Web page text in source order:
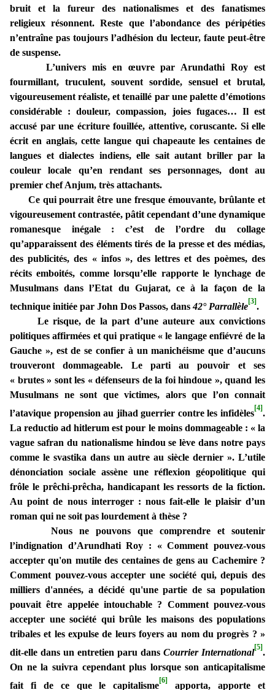
bruit et la fureur des nationalismes et des fanatismes
religieux résonnent. Reste que l’abondance des péripéties
n’entraîne pas toujours l’adhésion du lecteur, faute peut-être
de suspense.
L’univers mis en œuvre par Arundathi Roy est
fourmillant, truculent, souvent sordide, sensuel et brutal,
vigoureusement réaliste, et tenaillé par une palette d’émotions
considérable : douleur, compassion, joies fugaces… Il est
accusé par une écriture fouillée, attentive, coruscante. Si elle
écrit en anglais, cette langue qui chapeaute les centaines de
langues et dialectes indiens, elle sait autant briller par la
couleur locale qu’en rendant ses personnages, dont au
premier chef Anjum, très attachants.
Ce qui pourrait être une fresque émouvante, brûlante et
vigoureusement contrastée, pâtit cependant d’une dynamique
romanesque inégale : c’est de l’ordre du collage
qu’apparaissent des éléments tirés de la presse et des médias,
des publicités, des « infos », des lettres et des poèmes, des
récits emboités, comme lorsqu’elle rapporte le lynchage de
Musulmans dans l’Etat du Gujarat, ce à la façon de la
technique initiée par John Dos Passos, dans42° Parrallèle[3].
Le risque, de la part d’une auteure aux convictions
politiques affirmées et qui pratique « le langage enfiévré de la
Gauche », est de se confier à un manichéisme que d’aucuns
trouveront dommageable. Le parti au pouvoir et ses
« brutes » sont les « défenseurs de la foi hindoue », quand les
Musulmans ne sont que victimes, alors que l’on connait
l’atavique propension au jihad guerrier contre les infidèles[4].
La reductio ad hitlerum est pour le moins dommageable : « la
vague safran du nationalisme hindou se lève dans notre pays
comme le svastika dans un autre au siècle dernier ». L’utile
dénonciation sociale assène une réflexion géopolitique qui
frôle le prêchi-prêcha, handicapant les ressorts de la fiction.
Au point de nous interroger : nous fait-elle le plaisir d’un
roman qui ne soit pas lourdement à thèse ?
Nous ne pouvons que comprendre et soutenir
l’indignation d’Arundhati Roy : « Comment pouvez-vous
accepter qu'on mutile des centaines de gens au Cachemire ?
Comment pouvez-vous accepter une société qui, depuis des
milliers d'années, a décidé qu'une partie de sa population
pouvait être appelée intouchable ? Comment pouvez-vous
accepter une société qui brûle les maisons des populations
tribales et les expulse de leurs foyers au nom du progrès ? »
dit-elle dans un entretien paru dans Courrier International[5].
On ne la suivra cependant plus lorsque son anticapitalisme
fait fi de ce que le capitalisme[6] apporta, apporte et